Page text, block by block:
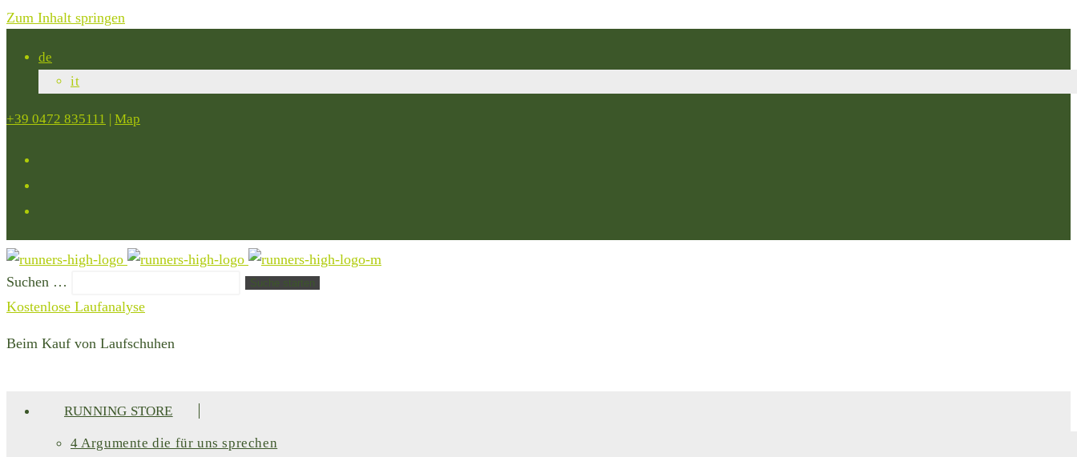
Zum Inhalt springen
de
it
+39 0472 835111 | Map
Suchen … Suche starten
Kostenlose Laufanalyse
Beim Kauf von Laufschuhen
RUNNING STORE
4 Argumente die für uns sprechen